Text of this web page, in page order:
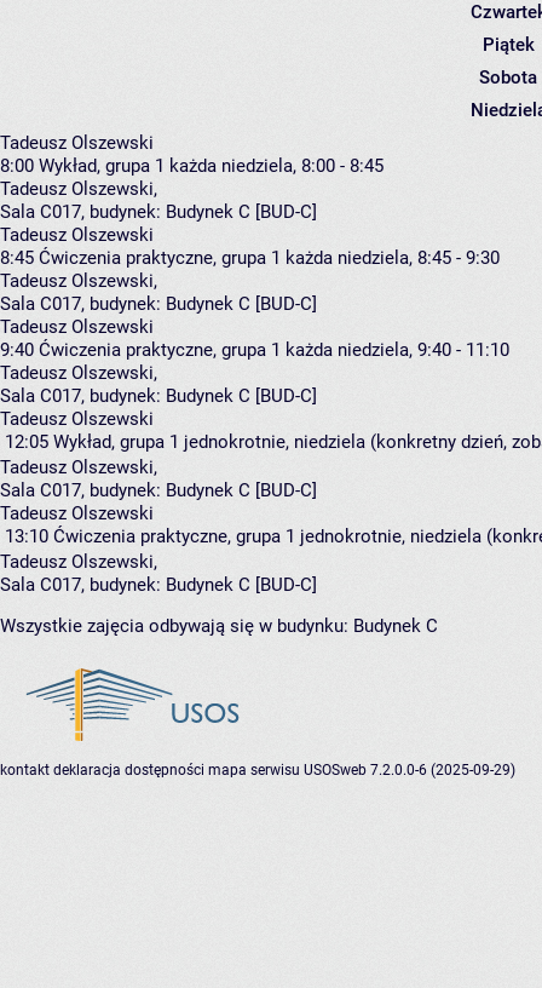
Piątek
Sobota
Tadeusz Olszewski
8:00 Wykład, grupa 1 każda niedziela, 8:00 - 8:45
Tadeusz Olszewski,
Sala C017, budynek: Budynek C [BUD-C]
Tadeusz Olszewski
8:45 Ćwiczenia praktyczne, grupa 1 każda niedziela, 8:45 - 9:30
Tadeusz Olszewski,
Sala C017, budynek: Budynek C [BUD-C]
Tadeusz Olszewski
9:40 Ćwiczenia praktyczne, grupa 1 każda niedziela, 9:40 - 11:10
Tadeusz Olszewski,
Sala C017, budynek: Budynek C [BUD-C]
Tadeusz Olszewski
12:05 Wykład, grupa 1 jednokrotnie, niedziela (konkretny dzień,
Tadeusz Olszewski,
Sala C017, budynek: Budynek C [BUD-C]
Tadeusz Olszewski
13:10 Ćwiczenia praktyczne, grupa 1 jednokrotnie, niedziela
Tadeusz Olszewski,
Sala C017, budynek: Budynek C [BUD-C]
Wszystkie zajęcia odbywają się w budynku: Budynek C
kontakt deklaracja dostępności mapa serwisu USOSweb 7.2.0.0-6 (2025-09-29)